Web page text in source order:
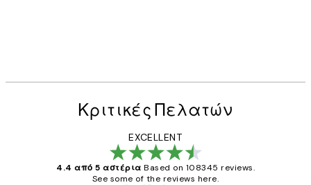
Κριτικές Πελατών
EXCELLENT
4.4 από 5 αστέρια Based on 108345 reviews.
See some of the reviews here.